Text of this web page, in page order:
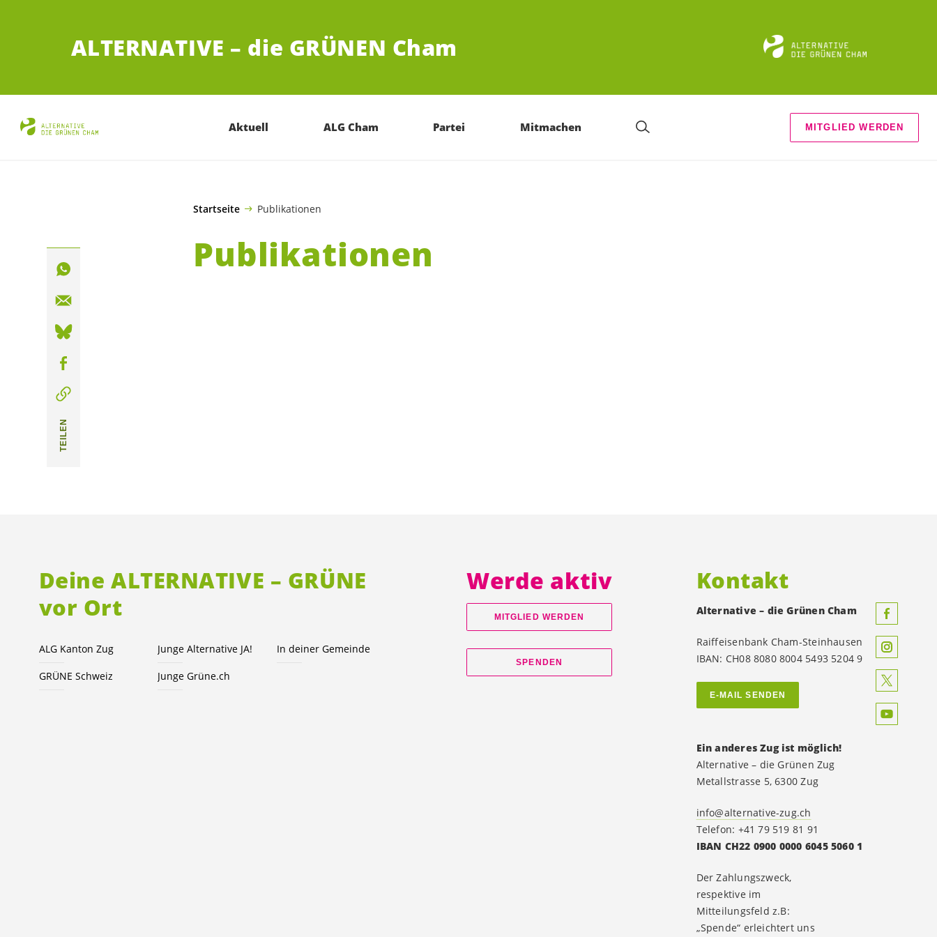
ALTERNATIVE – die GRÜNEN Cham
Aktuell ALG Cham Partei Mitmachen MITGLIED WERDEN
Startseite Publikationen
Publikationen
TEILEN
Deine ALTERNATIVE – GRÜNE
vor Ort
ALG Kanton Zug Junge Alternative JA! In deiner Gemeinde
GRÜNE Schweiz Junge Grüne.ch
Werde aktiv
MITGLIED WERDEN
SPENDEN
Kontakt
Alternative – die Grünen Cham
Raiffeisenbank Cham-Steinhausen
IBAN: CH08 8080 8004 5493 5204 9
E-MAIL SENDEN
Ein anderes Zug ist möglich!
Alternative – die Grünen Zug
Metallstrasse 5, 6300 Zug
info@alternative-zug.ch
Telefon: +41 79 519 81 91
IBAN CH22 0900 0000 6045 5060 1
Der Zahlungszweck,
respektive im
Mitteilungsfeld z.B:
„Spende“ erleichtert uns